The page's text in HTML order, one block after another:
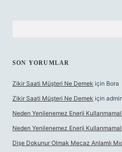
SON YORUMLAR
Zikir Saati Müşteri Ne Demek için Bora
Zikir Saati Müşteri Ne Demek için admin
Neden Yenilenemez Enerji
Neden Yenilenemez Enerji
Dişe Dokunur Olmak Mecaz Anlamlı